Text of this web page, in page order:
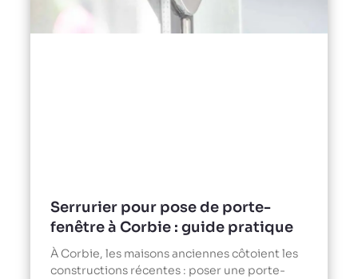
Serrurier pour pose de porte-
fenêtre à Corbie : guide pratique
À Corbie, les maisons anciennes côtoient les
constructions récentes : poser une porte-